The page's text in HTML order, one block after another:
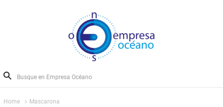
Home Mascarona